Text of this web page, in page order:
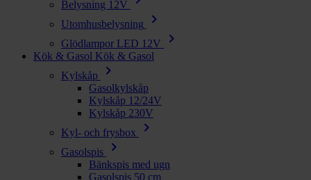
Belysning 12V
Utomhusbelysning chevron_right
Glödlampor LED 12V chevron_right
Kök & Gasol Kök & Gasol
Kylskåp
chevron_right
Gasolkylskåp
Kylskåp 12/24V
Kylskåp 230V
Kyl- och frysbox
chevron_right
Gasolspis chevron_right
Bänkspis med ugn
Gasolspis 50 cm